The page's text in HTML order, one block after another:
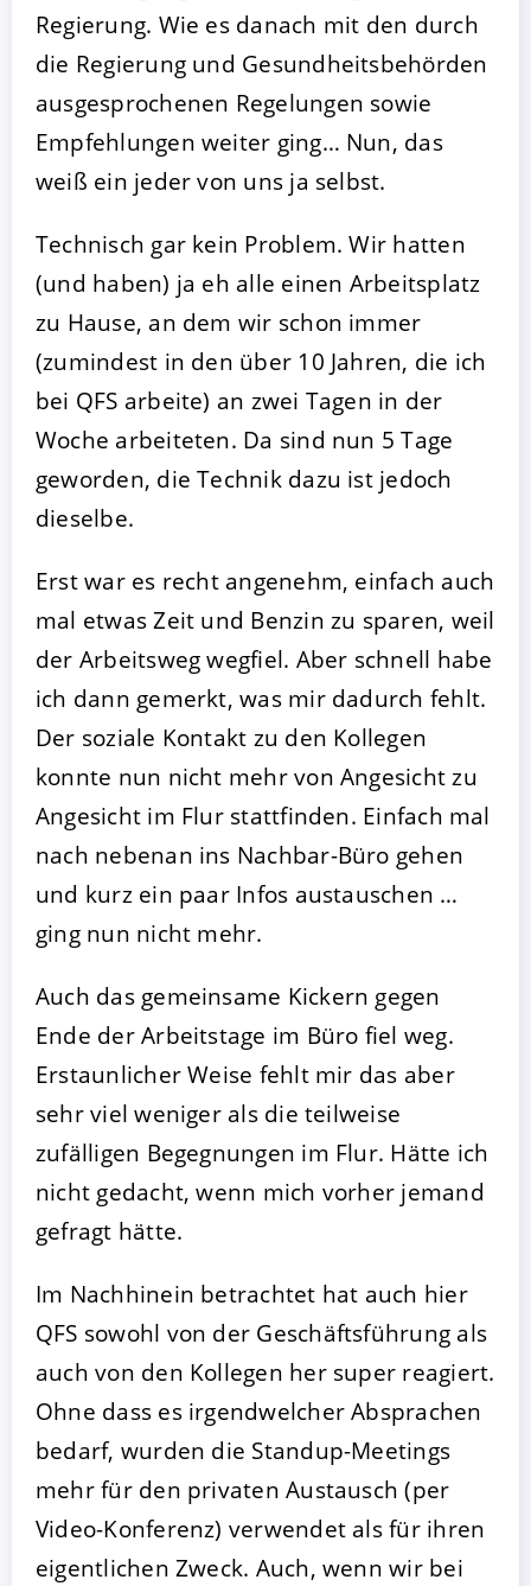
Regierung. Wie es danach mit den durch
die Regierung und Gesundheitsbehörden
ausgesprochenen Regelungen sowie
Empfehlungen weiter ging… Nun, das
weiß ein jeder von uns ja selbst.
Technisch gar kein Problem. Wir hatten
(und haben) ja eh alle einen Arbeitsplatz
zu Hause, an dem wir schon immer
(zumindest in den über 10 Jahren, die ich
bei QFS arbeite) an zwei Tagen in der
Woche arbeiteten. Da sind nun 5 Tage
geworden, die Technik dazu ist jedoch
dieselbe.
Erst war es recht angenehm, einfach auch
mal etwas Zeit und Benzin zu sparen, weil
der Arbeitsweg wegfiel. Aber schnell habe
ich dann gemerkt, was mir dadurch fehlt.
Der soziale Kontakt zu den Kollegen
konnte nun nicht mehr von Angesicht zu
Angesicht im Flur stattfinden. Einfach mal
nach nebenan ins Nachbar-Büro gehen
und kurz ein paar Infos austauschen …
ging nun nicht mehr.
Auch das gemeinsame Kickern gegen
Ende der Arbeitstage im Büro fiel weg.
Erstaunlicher Weise fehlt mir das aber
sehr viel weniger als die teilweise
zufälligen Begegnungen im Flur. Hätte ich
nicht gedacht, wenn mich vorher jemand
gefragt hätte.
Im Nachhinein betrachtet hat auch hier
QFS sowohl von der Geschäftsführung als
auch von den Kollegen her super reagiert.
Ohne dass es irgendwelcher Absprachen
bedarf, wurden die Standup-Meetings
mehr für den privaten Austausch (per
Video-Konferenz) verwendet als für ihren
eigentlichen Zweck. Auch, wenn wir bei